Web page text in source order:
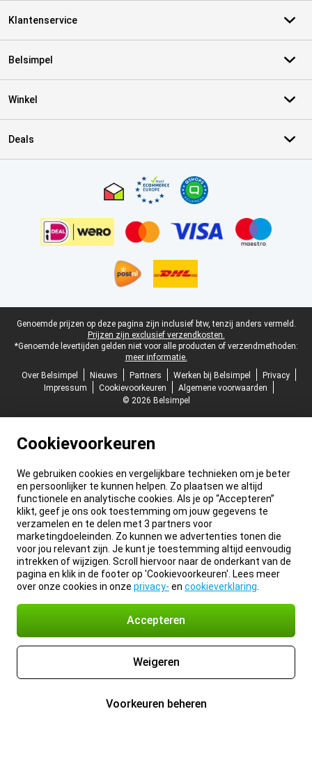
Klantenservice
Belsimpel
Winkel
Deals
Juridische voettekst
Genoemde prijzen op deze pagina zijn inclusief btw, tenzij anders vermeld.
Prijzen zijn exclusief verzendkosten.
*Genoemde levertijden gelden niet voor alle producten of verzendmethoden:
meer informatie.
Over Belsimpel
Nieuws Partners Werken bij Belsimpel
Privacy
Impressum
Cookievoorkeuren
Algemene voorwaarden
© 2026 Belsimpel
Cookievoorkeuren
We gebruiken cookies en vergelijkbare technieken om je beter
en persoonlijker te kunnen helpen. Zo plaatsen we altijd
functionele en analytische cookies. Als je op “Accepteren”
klikt, geef je ons ook toestemming om jouw gegevens te
verzamelen en te delen met 3 partners voor
marketingdoeleinden. Zo kunnen we advertenties tonen die
voor jou relevant zijn. Je kunt je toestemming altijd eenvoudig
intrekken of wijzigen. Scroll hiervoor naar de onderkant van de
pagina en klik in de footer op 'Cookievoorkeuren'. Lees meer
over onze cookies in onze privacy- en cookieverklaring
Accepteren
Weigeren
Voorkeuren beheren